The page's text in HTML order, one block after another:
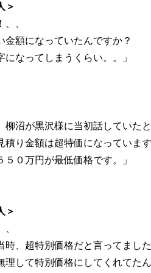
＞
、、
金額になっていたんですか？
になってしまうくらい。。」
柳沼が黒沢様に当初話していたと
積り金額は超特価になっています
５０万円が最低価格です。」
＞
、
時、超特別価格だと言ってました
理して特別価格にしてくれてたん